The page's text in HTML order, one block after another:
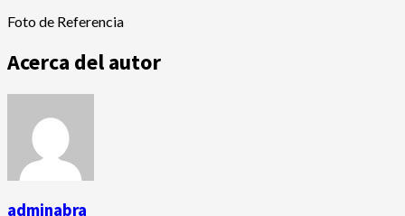
Foto de Referencia
Acerca del autor
adminabra